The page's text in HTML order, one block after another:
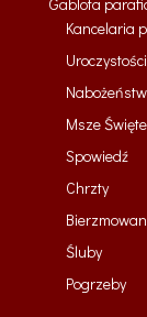
Kancelaria
Msze Święte
Spowiedź
Chrzty
Śluby
Pogrzeby